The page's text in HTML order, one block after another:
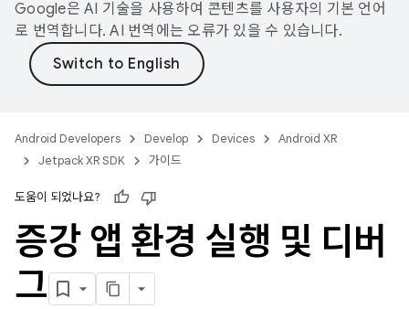
Google은 AI 기술을 사용하여 콘텐츠를 사용자의 기본 언어
로 번역합니다. AI 번역에는 오류가 있을 수 있습니다.
Android Developers Develop Devices
Android XR
Jetpack XR SDK
가이드
도움이 되었나요?
증강 앱 환경 실행 및 디버
그